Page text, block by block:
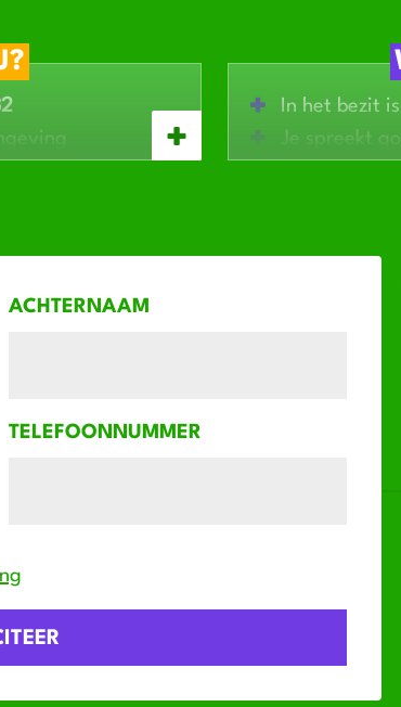
In het bezit
Je spreekt
Leergierig
ACHTERNAAM
TELEFOONNUMMER